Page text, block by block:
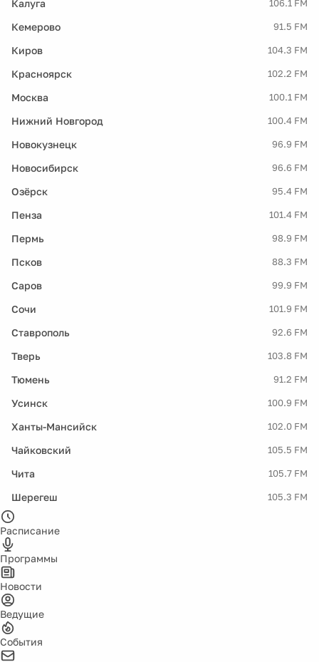
Калуга 106.1 FM
Кемерово 91.5 FM
Киров 104.3 FM
Красноярск 102.2 FM
Москва 100.1 FM
Нижний Новгород 100.4 FM
Новокузнецк 96.9 FM
Новосибирск 96.6 FM
Озёрск 95.4 FM
Пенза 101.4 FM
Пермь 98.9 FM
Псков 88.3 FM
Саров 99.9 FM
Сочи 101.9 FM
Ставрополь 92.6 FM
Тверь 103.8 FM
Тюмень 91.2 FM
Усинск 100.9 FM
Ханты-Мансийск 102.0 FM
Чайковский 105.5 FM
Чита 105.7 FM
Шерегеш 105.3 FM
Расписание
Программы
Новости
Ведущие
События